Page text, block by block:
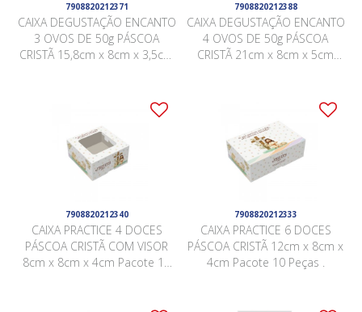
7908820212371
CAIXA DEGUSTAÇÃO ENCANTO
3 OVOS DE 50g PÁSCOA
CRISTÃ 15,8cm x 8cm x 3,5cm
7908820212388
CAIXA DEGUSTAÇÃO ENCANTO
4 OVOS DE 50g PÁSCOA
CRISTÃ 21cm x 8cm x 5cm
7908820212340
CAIXA PRACTICE 4 DOCES
PÁSCOA CRISTÃ COM VISOR
8cm x 8cm x 4cm Pacote 10
7908820212333
CAIXA PRACTICE 6 DOCES
PÁSCOA CRISTÃ 12cm x 8cm x
4cm Pacote 10 Peças .